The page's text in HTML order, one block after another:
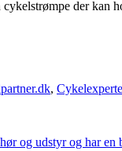
der kan
,
og udstyr og har